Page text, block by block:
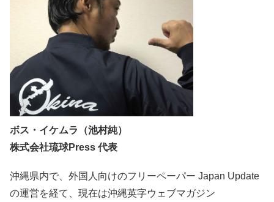
ボス・イケムラ（池村純）
株式会社琉球Press 代表
沖縄県内で、外国人向けのフリーペーパー Japan Update
の運営を経て、現在は沖縄英字ウェブマガジン